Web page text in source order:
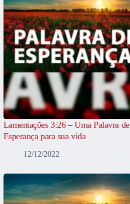
Lamentações 3:26 – Uma Palavra de
Esperança para sua vida
12/12/2022